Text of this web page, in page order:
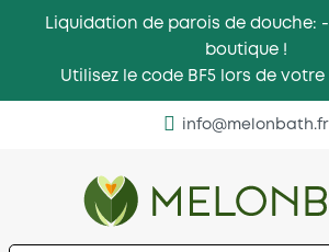
Liquidation de parois de douche: -
boutique !
Utilisez le code BF5 lors de
info@melonbath.fr